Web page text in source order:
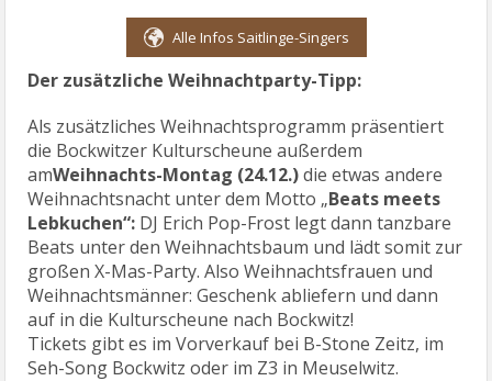
Alle Infos Saitlinge-Singers
Der zusätzliche Weihnachtparty-Tipp:
Als zusätzliches Weihnachtsprogramm präsentiert
die Bockwitzer Kulturscheune außerdem
amWeihnachts-Montag (24.12.)die etwas andere
Weihnachtsnacht unter dem Motto „Beats meets
Lebkuchen“: DJ Erich Pop-Frost legt dann tanzbare
Beats unter den Weihnachtsbaum und lädt somit zur
großen X-Mas-Party. Also Weihnachtsfrauen und
Weihnachtsmänner: Geschenk abliefern und dann
auf in die Kulturscheune nach Bockwitz!
Tickets gibt es im Vorverkauf bei B-Stone Zeitz, im
Seh-Song Bockwitz oder im Z3 in Meuselwitz.